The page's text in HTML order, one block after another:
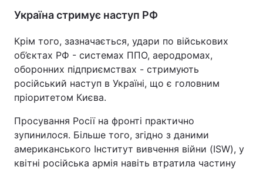
Україна стримує наступ РФ
Крім того, зазначається, удари по військових
об’єктах РФ - системах ППО, аеродромах,
оборонних підприємствах - стримують
російський наступ в Україні, що є головним
пріоритетом Києва.
Просування Росії на фронті практично
зупинилося. Більше того, згідно з даними
американського Інститут вивчення війни (ISW), у
квітні російська армія навіть втратила частину